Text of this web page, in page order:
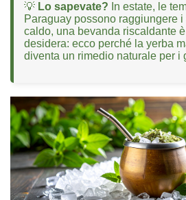
💡 Lo sapevate? In estate, le
Paraguay possono raggiungere i
caldo, una bevanda riscaldante
desidera: ecco perché la yerba
diventa un rimedio naturale per i